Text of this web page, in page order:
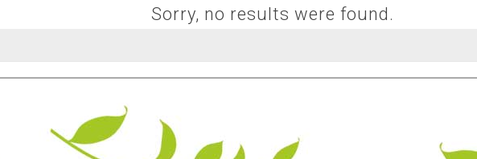
Sorry, no results were found.